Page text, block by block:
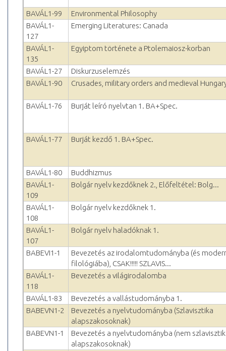
BAVÁL1-99
Environmental Philosophy
BAVÁL1-
127
Emerging Literatures: Canada
BAVÁL1-
135
Egyiptom története a Ptolemaiosz-korban
BAVÁL1-27
Diskurzuselemzés
BAVÁL1-90
Crusades, military orders and medieval
BAVÁL1-76 Burját leíró nyelvtan 1. BA+Spec.
BAVÁL1-77 Burját kezdő 1. BA+Spec.
BAVÁL1-80
Buddhizmus
BAVÁL1-
109
Bolgár nyelv kezdőknek 2., Előfeltétel: Bolg...
BAVÁL1-
108
Bolgár nyelv kezdőknek 1.
BAVÁL1-
107
Bolgár nyelv haladóknak 1.
BABEVI1-1
Bevezetés az irodalomtudományba (és
filológiába), CSAK!!!!! SZLAVIS...
BAVÁL1-
118
Bevezetés a világirodalomba
BAVÁL1-83
Bevezetés a vallástudományba 1.
BABEVN1-2
Bevezetés a nyelvtudományba (Szlavisztika
alapszakosoknak)
BABEVN1-1
Bevezetés a nyelvtudományba (nem
alapszakosoknak)